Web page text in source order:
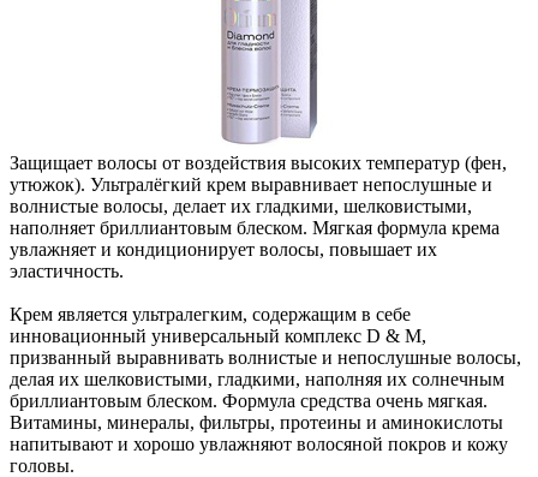
Защищает волосы от воздействия высоких температур (фен,
утюжок). Ультралёгкий крем выравнивает непослушные и
волнистые волосы, делает их гладкими, шелковистыми,
наполняет бриллиантовым блеском. Мягкая формула крема
увлажняет и кондиционирует волосы, повышает их
эластичность.
Крем является ультралегким, содержащим в себе
инновационный универсальный комплекс D & М,
призванный выравнивать волнистые и непослушные волосы,
делая их шелковистыми, гладкими, наполняя их солнечным
бриллиантовым блеском. Формула средства очень мягкая.
Витамины, минералы, фильтры, протеины и аминокислоты
напитывают и хорошо увлажняют волосяной покров и кожу
головы.